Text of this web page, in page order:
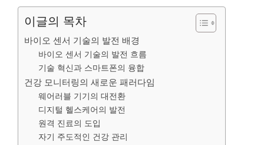
이글의 목차
바이오 센서 기술의 발전 배경
바이오 센서 기술의 발전 흐름
기술 혁신과 스마트폰의 융합
건강 모니터링의 새로운 패러다임
웨어러블 기기의 대전환
디지털 헬스케어의 발전
원격 진료의 도입
자기 주도적인 건강 관리